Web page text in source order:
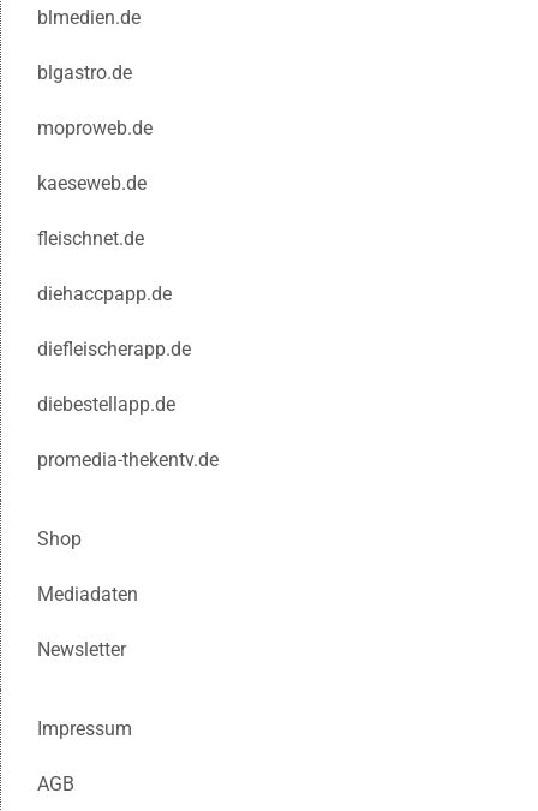
blmedien.de
blgastro.de
moproweb.de
kaeseweb.de
fleischnet.de
diehaccpapp.de
diefleischerapp.de
diebestellapp.de
promedia-thekentv.de
Shop
Mediadaten
Newsletter
Impressum
AGB